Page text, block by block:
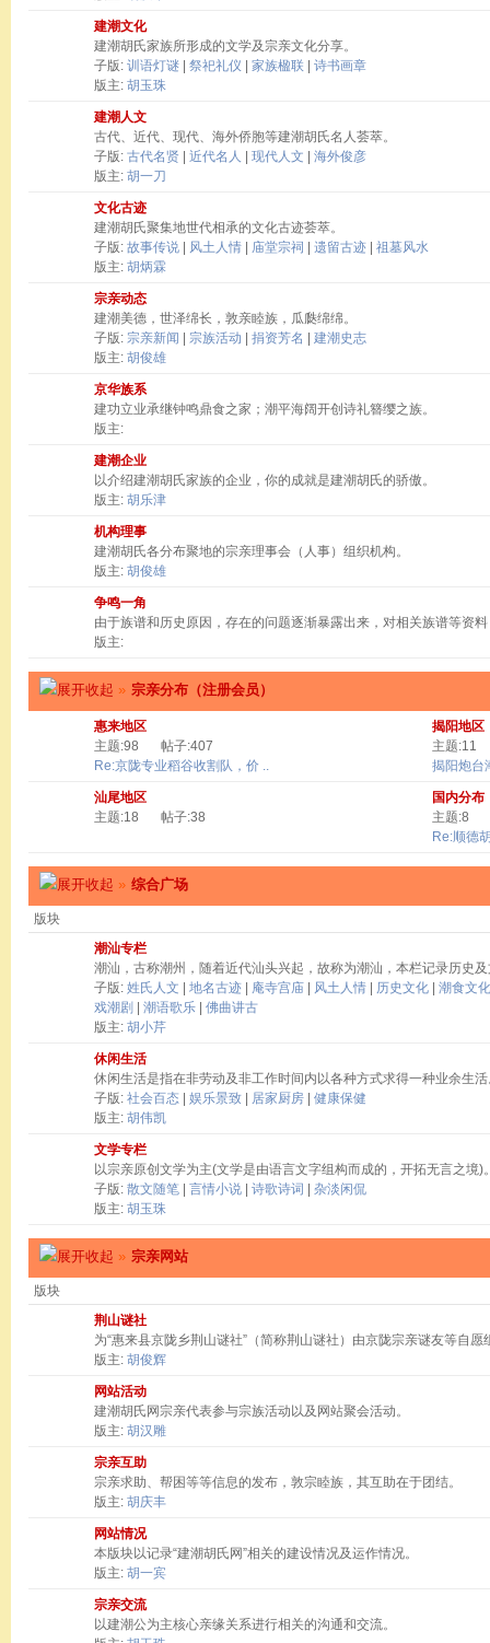
建潮文化
建潮胡氏家族所形成的文学及宗亲文化分享。
子版: 训语灯谜 祭祀礼仪 家族楹联
诗书画章
版主: 胡玉珠
建潮人文
古代、近代、现代、海外侨胞等建潮胡氏名人荟萃。
子版: 古代名贤 近代名人 现代人文
海外俊彦
版主: 胡一刀
文化古迹
建潮胡氏聚集地世代相承的文化古迹荟萃。
子版: 故事传说 风土人情 庙堂宗祠 遗留古迹
祖墓风水
版主: 胡炳霖
宗亲动态
建潮美德，世泽绵长，敦亲睦族，瓜瓞绵绵。
子版: 宗亲新闻 宗族活动 捐资芳名
建潮史志
版主: 胡俊雄
京华族系
建功立业承继钟鸣鼎食之家；潮平海阔开创诗礼簪缨之族。
版主:
建潮企业
以介绍建潮胡氏家族的企业，你的成就是建潮胡氏的骄傲。
版主: 胡乐津
机构理事
建潮胡氏各分布聚地的宗亲理事会（人事）组织机构。
版主: 胡俊雄
争鸣一角
由于族谱和历史原因，存在的问题逐渐暴露出来，对相关族谱等资
版主:
» 宗亲分布（注册会员）
惠来地区
主题:98
帖子:407
Re:京陇专业稻谷收割队，价 ..
揭阳地区
主题:11
揭阳炮台
汕尾地区
主题:18
帖子:38
国内分布
主题:8
Re:顺德
» 综合广场
版块
潮汕专栏
潮汕，古称潮州，随着近代汕头兴起，故称为潮汕，本栏记录历史
子版: 姓氏人文 地名古迹 庵寺宫庙 风土人情 历史文化
潮食文化
戏潮剧
潮语歌乐
佛曲讲古
版主: 胡小芹
休闲生活
休闲生活是指在非劳动及非工作时间内以各种方式求得一种业余生
子版: 社会百态 娱乐景致 居家厨房
健康保健
版主: 胡伟凯
文学专栏
以宗亲原创文学为主(文学是由语言文字组构而成的，开拓无言之境)
子版: 散文随笔 言情小说 诗歌诗词
杂淡闲侃
版主: 胡玉珠
» 宗亲网站
版块
荆山谜社
为“惠来县京陇乡荆山谜社”（简称荆山谜社）由京陇宗亲谜友等自
版主: 胡俊辉
网站活动
建潮胡氏网宗亲代表参与宗族活动以及网站聚会活动。
版主: 胡汉雕
宗亲互助
宗亲求助、帮困等等信息的发布，敦宗睦族，其互助在于团结。
版主: 胡庆丰
网站情况
本版块以记录“建潮胡氏网”相关的建设情况及运作情况。
版主: 胡一宾
宗亲交流
以建潮公为主核心亲缘关系进行相关的沟通和交流。